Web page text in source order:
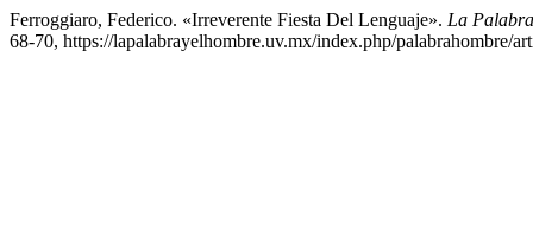
Ferroggiaro, Federico. «Irreverente Fiesta Del Lenguaje». La
68-70, https://lapalabrayelhombre.uv.mx/index.php/palabrahombre/